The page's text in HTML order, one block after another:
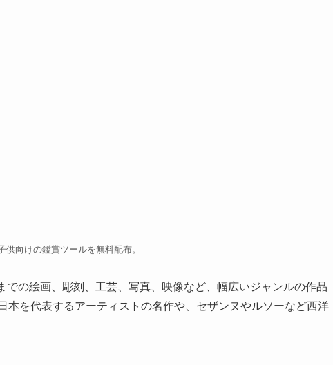
向けの鑑賞ツールを無料配布。
の絵画、彫刻、工芸、写真、映像など、幅広いジャンルの作品
本を代表するアーティストの名作や、セザンヌやルソーなど西洋